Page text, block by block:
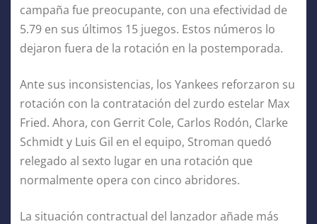
campaña fue preocupante, con una efectividad de
5.79 en sus últimos 15 juegos. Estos números lo
dejaron fuera de la rotación en la postemporada.
Ante sus inconsistencias, los Yankees reforzaron su
rotación con la contratación del zurdo estelar Max
Fried. Ahora, con Gerrit Cole, Carlos Rodón, Clarke
Schmidt y Luis Gil en el equipo, Stroman quedó
relegado al sexto lugar en una rotación que
normalmente opera con cinco abridores.
La situación contractual del lanzador añade más